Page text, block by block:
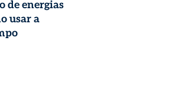
de energias
usar a